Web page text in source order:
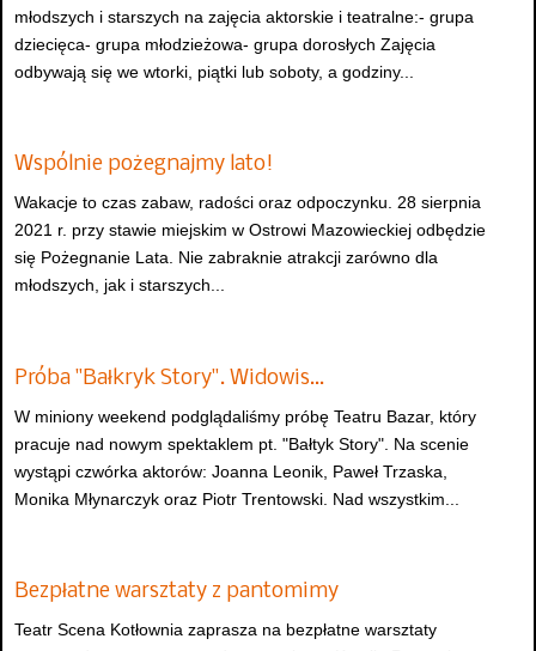
młodszych i starszych na zajęcia aktorskie i teatralne:- grupa
dziecięca- grupa młodzieżowa- grupa dorosłych Zajęcia
odbywają się we wtorki, piątki lub soboty, a godziny...
Wspólnie pożegnajmy lato!
Wakacje to czas zabaw, radości oraz odpoczynku. 28 sierpnia
2021 r. przy stawie miejskim w Ostrowi Mazowieckiej odbędzie
się Pożegnanie Lata. Nie zabraknie atrakcji zarówno dla
młodszych, jak i starszych...
Próba "Bałkryk Story". Widowis…
W miniony weekend podglądaliśmy próbę Teatru Bazar, który
pracuje nad nowym spektaklem pt. "Bałtyk Story". Na scenie
wystąpi czwórka aktorów: Joanna Leonik, Paweł Trzaska,
Monika Młynarczyk oraz Piotr Trentowski. Nad wszystkim...
Bezpłatne warsztaty z pantomimy
Teatr Scena Kotłownia zaprasza na bezpłatne warsztaty